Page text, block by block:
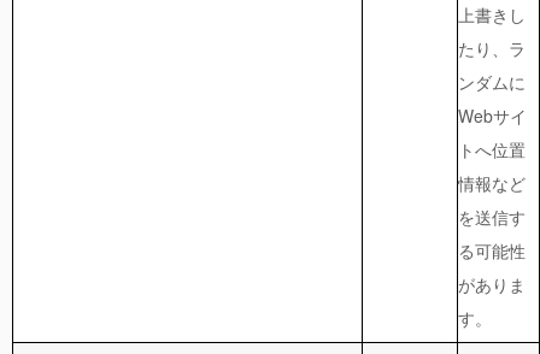
上書きし
たり、ラ
ンダムに
Webサイ
トへ位置
情報など
を送信す
る可能性
がありま
す。